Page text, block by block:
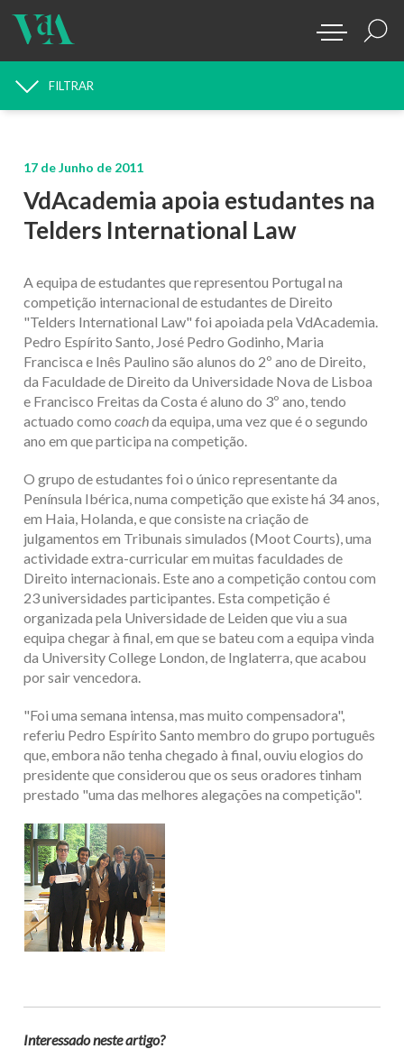
PROCURAR NOTÍCIAS
FILTRAR
17 de Junho de 2011
VdAcademia apoia estudantes na
Telders International Law
A equipa de estudantes que representou Portugal na
competição internacional de estudantes de Direito
"Telders International Law" foi apoiada pela VdAcademia.
Pedro Espírito Santo, José Pedro Godinho, Maria
Francisca e Inês Paulino são alunos do 2º ano de Direito,
da Faculdade de Direito da Universidade Nova de Lisboa
e Francisco Freitas da Costa é aluno do 3º ano, tendo
actuado como coachda equipa, uma vez que é o segundo
ano em que participa na competição.
O grupo de estudantes foi o único representante da
Península Ibérica, numa competição que existe há 34 anos,
em Haia, Holanda, e que consiste na criação de
julgamentos em Tribunais simulados (Moot Courts), uma
actividade extra-curricular em muitas faculdades de
Direito internacionais. Este ano a competição contou com
23 universidades participantes. Esta competição é
organizada pela Universidade de Leiden que viu a sua
equipa chegar à final, em que se bateu com a equipa vinda
da University College London, de Inglaterra, que acabou
por sair vencedora.
"Foi uma semana intensa, mas muito compensadora",
referiu Pedro Espírito Santo membro do grupo português
que, embora não tenha chegado à final, ouviu elogios do
presidente que considerou que os seus oradores tinham
prestado "uma das melhores alegações na competição".
Interessado neste artigo?